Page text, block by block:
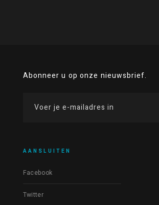
Abonneer u op onze nieuwsbrief.
AANSLUITEN
Facebook
Twitter